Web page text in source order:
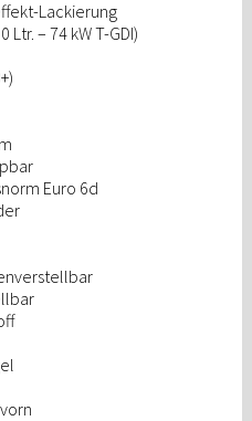
Lackierung
Ltr. – 74 kW T-GDI)
Euro 6d